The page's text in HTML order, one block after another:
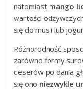
natomiast mango
wartości
się do musli lub
Różnorodność
zarówno formy
deserów po dania
się ono niezwykle